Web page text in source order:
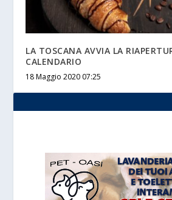
LA TOSCANA AVVIA LA
CALENDARIO
18 Maggio 2020 07:25